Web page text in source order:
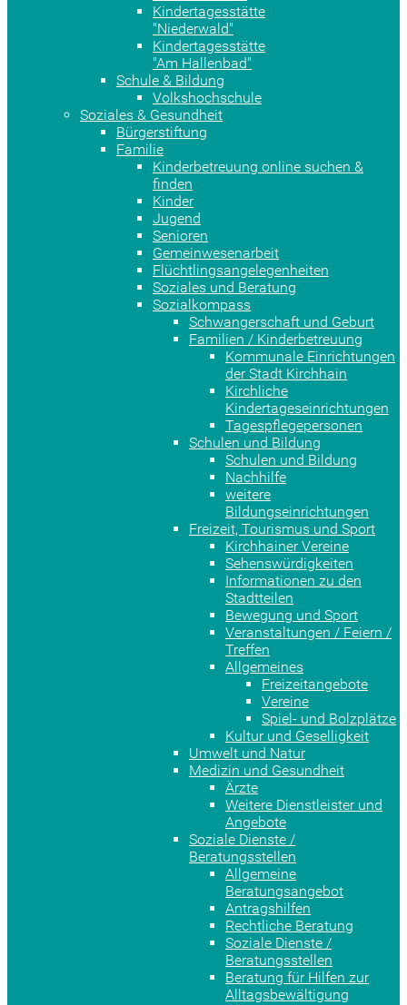
Kindertagesstätte
"Niederwald"
Kindertagesstätte
"Am Hallenbad"
Schule & Bildung
Volkshochschule
Soziales & Gesundheit
Bürgerstiftung
Familie
Kinderbetreuung online suchen &
finden
Kinder
Jugend
Senioren
Gemeinwesenarbeit
Flüchtlingsangelegenheiten
Soziales und Beratung
Sozialkompass
Schwangerschaft und Geburt
Familien / Kinderbetreuung
Kommunale Einrichtungen
der Stadt Kirchhain
Kirchliche
Kindertageseinrichtungen
Tagespflegepersonen
Schulen und Bildung
Schulen und Bildung
Nachhilfe
weitere
Bildungseinrichtungen
Freizeit, Tourismus und Sport
Kirchhainer Vereine
Sehenswürdigkeiten
Informationen zu den
Stadtteilen
Bewegung und Sport
Veranstaltungen / Feiern /
Treffen
Allgemeines
Freizeitangebote
Vereine
Spiel- und Bolzplätze
Kultur und Geselligkeit
Umwelt und Natur
Medizin und Gesundheit
Ärzte
Weitere Dienstleister und
Angebote
Soziale Dienste /
Beratungsstellen
Allgemeine
Beratungsangebot
Antragshilfen
Rechtliche Beratung
Soziale Dienste /
Beratungsstellen
Beratung für Hilfen zur
Alltagsbewältigung